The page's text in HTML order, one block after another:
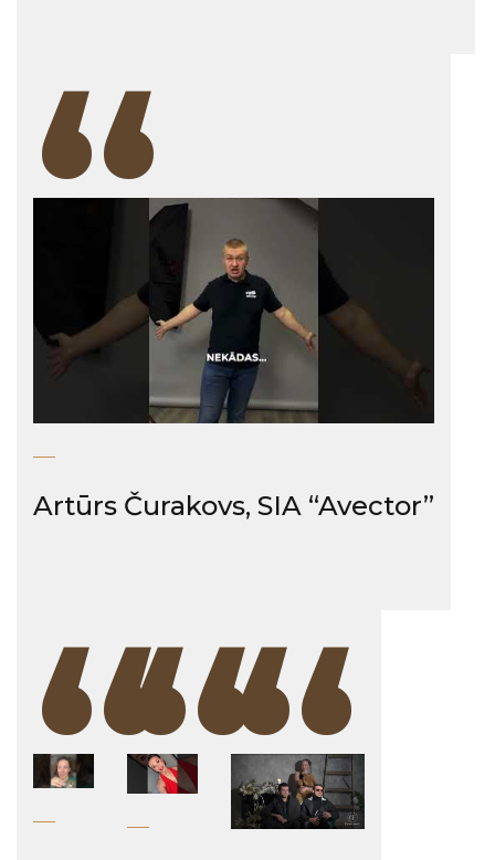
“
Artūrs Čurakovs, SIA “Avector”
“““